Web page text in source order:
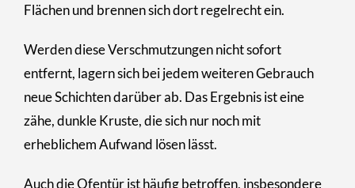
Flächen und brennen sich dort regelrecht ein.
Werden diese Verschmutzungen nicht sofort
entfernt, lagern sich bei jedem weiteren Gebrauch
neue Schichten darüber ab. Das Ergebnis ist eine
zähe, dunkle Kruste, die sich nur noch mit
erheblichem Aufwand lösen lässt.
Auch die Ofentür ist häufig betroffen, insbesondere